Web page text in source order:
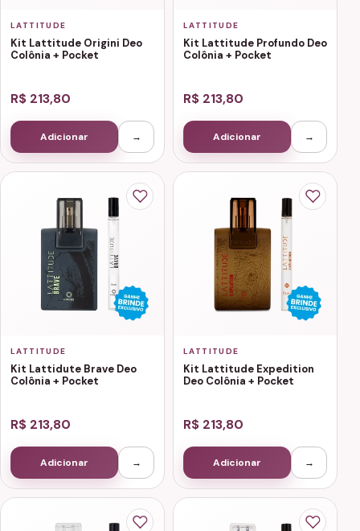
LATTITUDE
Kit Lattitude Origini Deo
Colônia + Pocket
R$ 213,80
Adicionar →
LATTITUDE
Kit Lattitude Profundo Deo
Colônia + Pocket
R$ 213,80
Adicionar →
LATTITUDE
Kit Lattidute Brave Deo
Colônia + Pocket
R$ 213,80
Adicionar →
LATTITUDE
Kit Lattitude Expedition
Deo Colônia + Pocket
R$ 213,80
Adicionar →